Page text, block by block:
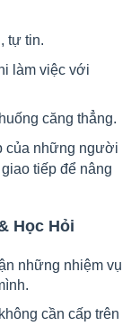
tự tin.
làm việc với
căng thẳng.
của những người
tiếp để nâng
Học Hỏi
những nhiệm vụ
cần cấp trên